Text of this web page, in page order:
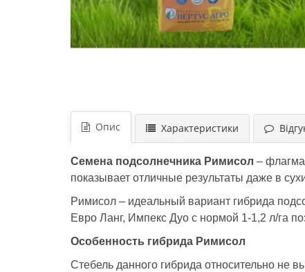
Опис Характеристики
Семена подсолнечника Римисол –
показывает отличные результаты даже в
Римисол – идеальный вариант гибрида
Евро Ланг, Импекс Дуо с нормой 1-1,2 л/га
Особенность гибрида Римисол
Стебель данного гибрида относительно не